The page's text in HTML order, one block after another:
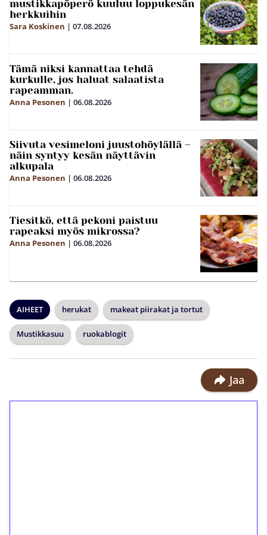
mustikkapöperö kuuluu loppukesän
herkkuihin
Sara Koskinen | 07.08.2026
Tämä niksi kannattaa tehdä
kurkulle, jos haluat salaatista
rapeamman.
Anna Pesonen | 06.08.2026
Siivuta vesimeloni juustohöylällä –
näin syntyy kesän näyttävin
alkupala
Anna Pesonen | 06.08.2026
Tiesitkö, että pekoni paistuu
rapeaksi myös mikrossa?
Anna Pesonen | 06.08.2026
AIHEET herukat makeat piirakat ja tortut
Mustikkasuu ruokablogit
Jaa